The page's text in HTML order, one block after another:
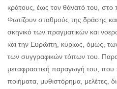
κράτους, έως τον θάνατό του,
Φωτίζουν σταθμούς της δράσης
σκηνικό των πραγματικών και
και την Ευρώπη, κυρίως, όμως,
των συγγραφικών τόπων του.
μεταφραστική παραγωγή του, που
ποιήματα, μυθιστόρημα, μελέτες,